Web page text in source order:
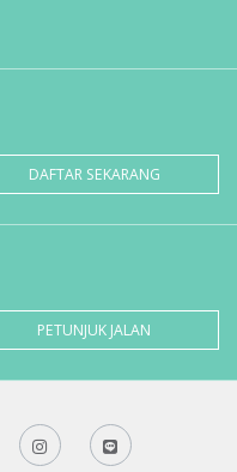
DAFTAR SEKARANG
PETUNJUK JALAN